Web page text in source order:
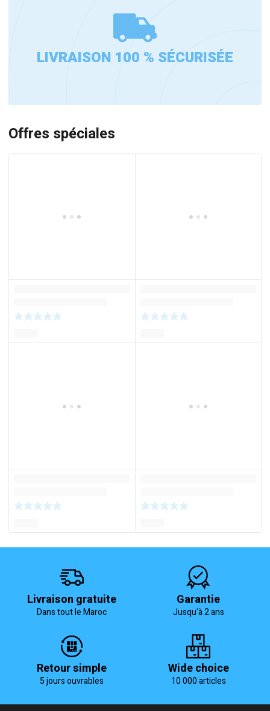
LIVRAISON 100 % SÉCURISÉE
Offres spéciales
Livraison gratuite
Dans tout le Maroc
Garantie
Jusqu'à 2 ans
Retour simple
5 jours ouvrables
Wide choice
10 000 articles